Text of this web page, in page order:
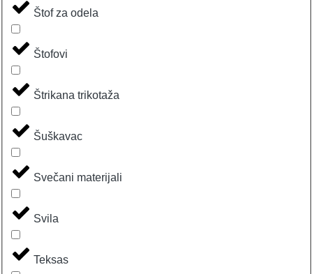
Štof za odela
Štofovi
Štrikana trikotaža
Šuškavac
Svečani materijali
Svila
Teksas